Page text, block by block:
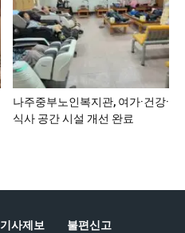
나주중부노인복지관, 여가·건강·
식사 공간 시설 개선 완료
기사제보 불편신고